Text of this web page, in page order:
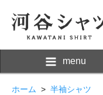
menu
ホーム > 半袖シャツ